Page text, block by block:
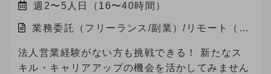
週2〜5人日（16〜40時間）
業務委託（フリーランス/副業）/リモート（在
法人営業経験がない方も挑戦できる！ 新たなス
キル・キャリアアップの機会を活かしてみません